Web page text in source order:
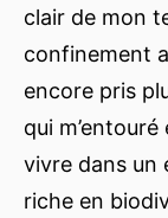
clair de mon
confinement
encore pris
qui
vivre dans un
riche en